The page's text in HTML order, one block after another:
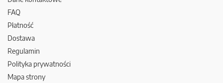
FAQ
Płatność
Dostawa
Regulamin
Polityka prywatności
Mapa strony